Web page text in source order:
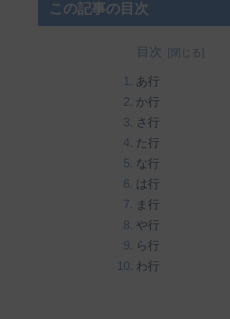
この記事の目次
目次
あ行
か行
さ行
た行
な行
は行
ま行
や行
ら行
わ行